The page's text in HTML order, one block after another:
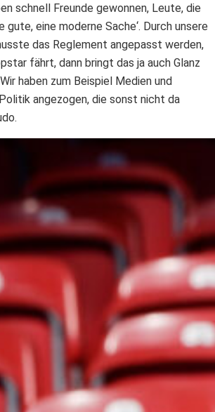
schnell Freunde gewonnen, Leute, die
gute, eine moderne Sache‘. Durch unsere
das Reglement angepasst werden,
fährt, dann bringt das ja auch Glanz
haben zum Beispiel Medien und
angezogen, die sonst nicht da